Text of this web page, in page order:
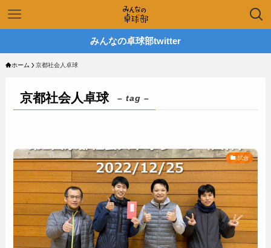
みんなの卓球部twitter
ホーム 京都社会人卓球
京都社会人卓球 – tag –
試合